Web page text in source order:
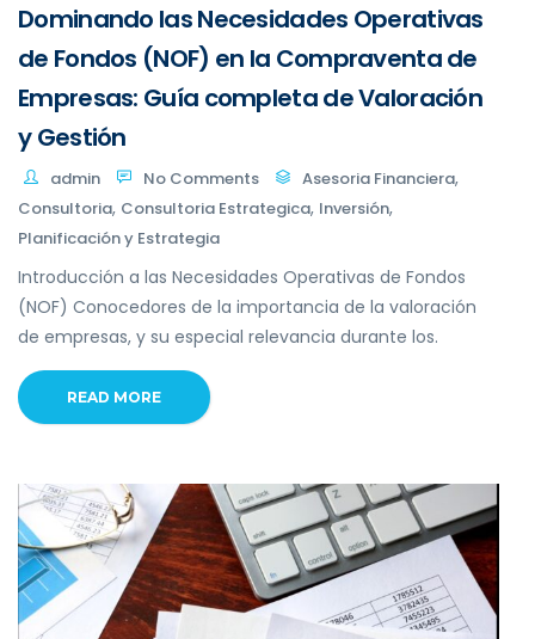
Dominando las Necesidades Operativas
de Fondos (NOF) en la Compraventa de
Empresas: Guía completa de Valoración
y Gestión
admin No Comments Asesoria Financiera,
Consultoria, Consultoria Estrategica, Inversión,
Planificación y Estrategia
Introducción a las Necesidades Operativas de Fondos
(NOF) Conocedores de la importancia de la valoración
de empresas, y su especial relevancia durante los.
READ MORE